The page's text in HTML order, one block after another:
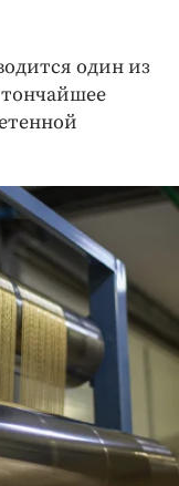
один из